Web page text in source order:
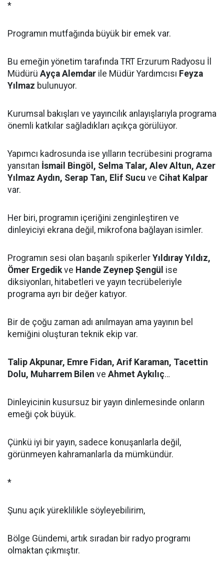
*
Programın mutfağında büyük bir emek var.
Bu emeğin yönetim tarafında TRT Erzurum Radyosu İl
Müdürü Ayça Alemdar ile Müdür Yardımcısı Feyza
Yılmaz bulunuyor.
Kurumsal bakışları ve yayıncılık anlayışlarıyla programa
önemli katkılar sağladıkları açıkça görülüyor.
Yapımcı kadrosunda ise yılların tecrübesini programa
yansıtan İsmail Bingöl, Selma Talar, Alev Altun, Azer
Yılmaz Aydın, Serap Tan, Elif Sucu ve Cihat Kalpar
var.
Her biri, programın içeriğini zenginleştiren ve
dinleyiciyi ekrana değil, mikrofona bağlayan isimler.
Programın sesi olan başarılı spikerler Yıldıray Yıldız,
Ömer Ergedikve Hande Zeynep Şengül ise
diksiyonları, hitabetleri ve yayın tecrübeleriyle
programa ayrı bir değer katıyor.
Bir de çoğu zaman adı anılmayan ama yayının bel
kemiğini oluşturan teknik ekip var.
Talip Akpunar, Emre Fidan, Arif Karaman, Tacettin
Dolu, Muharrem Bilen ve Ahmet Aykılıç…
Dinleyicinin kusursuz bir yayın dinlemesinde onların
emeği çok büyük.
Çünkü iyi bir yayın, sadece konuşanlarla değil,
görünmeyen kahramanlarla da mümkündür.
*
Şunu açık yüreklilikle söyleyebilirim,
Bölge Gündemi, artık sıradan bir radyo programı
olmaktan çıkmıştır.